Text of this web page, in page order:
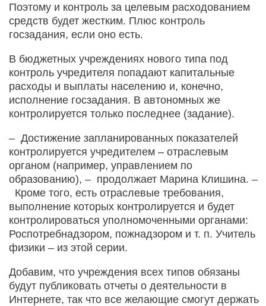
Поэтому и контроль за целевым расходованием
средств будет жестким. Плюс контроль
госзадания, если оно есть.
В бюджетных учреждениях нового типа под
контроль учредителя попадают капитальные
расходы и выплаты населению и, конечно,
исполнение госзадания. В автономных же
контролируется только последнее (задание).
– Достижение запланированных показателей
контролируется учредителем – отраслевым
органом (например, управлением по
образованию), – продолжает Марина Клишина. –
Кроме того, есть отраслевые требования,
выполнение которых контролируется и будет
контролироваться уполномоченными органами:
Роспотребнадзором, пожнадзором и т. п. Учитель
физики – из этой серии.
Добавим, что учреждения всех типов обязаны
будут публиковать отчеты о деятельности в
Интернете, так что все желающие смогут держать